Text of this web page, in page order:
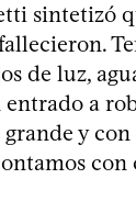
sintetizó
de luz,
entrado a
y
con